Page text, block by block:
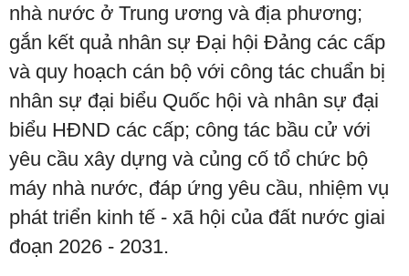
nhà nước ở Trung ương và địa phương;
gắn kết quả nhân sự Đại hội Đảng các cấp
và quy hoạch cán bộ với công tác chuẩn bị
nhân sự đại biểu Quốc hội và nhân sự đại
biểu HĐND các cấp; công tác bầu cử với
yêu cầu xây dựng và củng cố tổ chức bộ
máy nhà nước, đáp ứng yêu cầu, nhiệm vụ
phát triển kinh tế - xã hội của đất nước giai
đoạn 2026 - 2031.